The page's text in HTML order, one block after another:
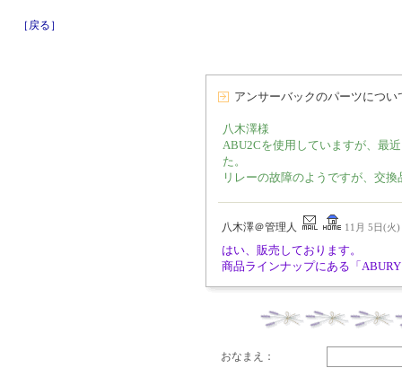
［戻る］
アンサーバックのパーツについ
八木澤様
ABU2Cを使用していますが、最
た。
リレーの故障のようですが、交
八木澤＠管理人 11月 5日(火)
はい、販売しております。
商品ラインナップにある「
おなまえ：